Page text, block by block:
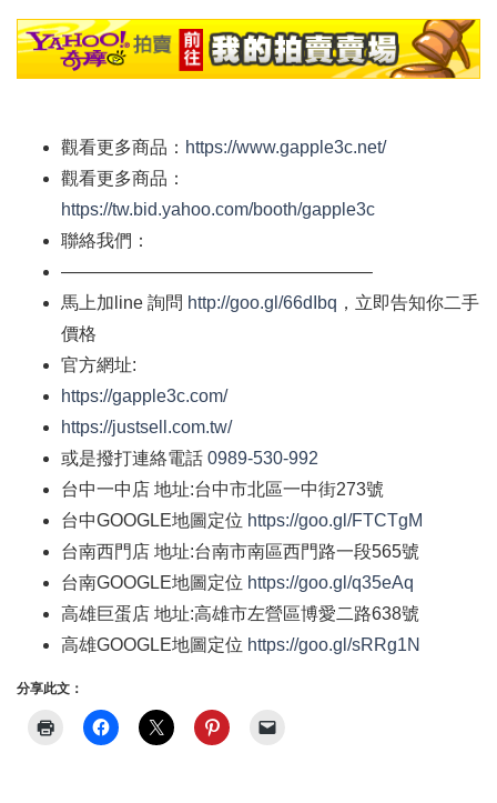
觀看更多商品： https://www.gapple3c.net/
觀看更多商品：
https://tw.bid.yahoo.com/booth/gapple3c
聯絡我們：
—————————————————–
馬上加 line 詢問 http://goo.gl/66dIbq ，立即告知你二手
價格
官方網址:
https://gapple3c.com/
https://justsell.com.tw/
或是撥打連絡電話 0989-530-992
台中一中店 地址:台中市北區一中街273號
台中GOOGLE地圖定位 https://goo.gl/FTCTgM
台南西門店 地址:台南市南區西門路一段565號
台南GOOGLE地圖定位 https://goo.gl/q35eAq
高雄巨蛋店 地址:高雄市左營區博愛二路638號
高雄GOOGLE地圖定位 https://goo.gl/sRRg1N
分享此文：